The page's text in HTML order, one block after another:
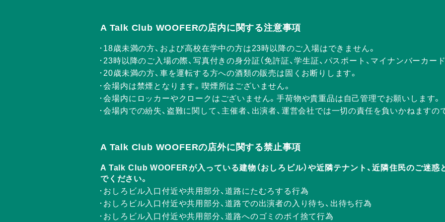
A Talk Club WOOFERの店内に関する注意事項
18歳未満の方、および高校在学中の方は23時以降のご入場はできません。
23時以降のご入場の際、写真付きの身分証（免許証、学生証、パスポート、マイナンバーカー
20歳未満の方、車を運転する方への酒類の販売は固くお断りします。
会場内は禁煙となります。喫煙所はございません。
会場内にロッカーやクロークはございません。手荷物や貴重品は自己管理でお願いします。
会場内での紛失、盗難に関して、主催者、出演者、運営会社では一切の責任を負いかねますの
A Talk Club WOOFERの店外に関する禁止事項
A Talk Club WOOFERが入っている建物（おしろビル）や近隣テナント、近隣住民のご迷
でください。
おしろビル入口付近や共用部分、道路にたむろする行為
おしろビル入口付近や共用部分、道路での出演者の入り待ち、出待ち行為
おしろビル入口付近や共用部分、道路へのゴミのポイ捨て行為